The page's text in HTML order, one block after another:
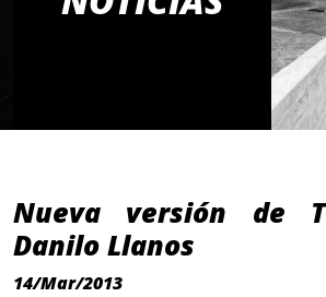
Nueva versión de
Danilo Llanos
14/Mar/2013